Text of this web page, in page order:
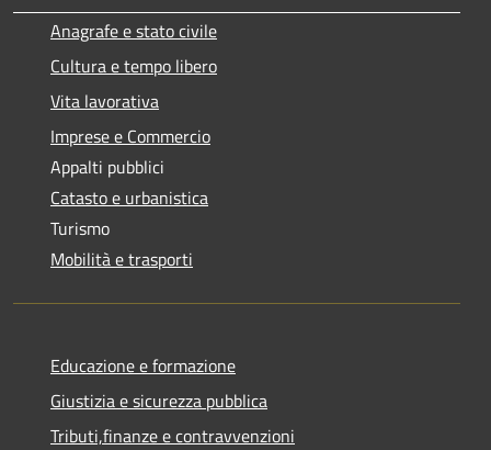
Anagrafe e stato civile
Cultura e tempo libero
Vita lavorativa
Imprese e Commercio
Appalti pubblici
Catasto e urbanistica
Turismo
Mobilità e trasporti
Educazione e formazione
Giustizia e sicurezza pubblica
Tributi,finanze e contravvenzioni